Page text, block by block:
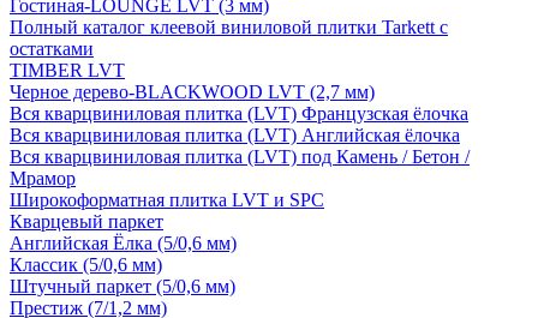
Гостиная-LOUNGE LVT (3 мм)
Полный каталог клеевой виниловой плитки Tarkett с
остатками
TIMBER LVT
Черное дерево-BLACKWOOD LVT (2,7 мм)
Вся кварцвиниловая плитка (LVT) Французская ёлочка
Вся кварцвиниловая плитка (LVT) Английская ёлочка
Вся кварцвиниловая плитка (LVT) под Камень / Бетон /
Мрамор
Широкоформатная плитка LVT и SPC
Кварцевый паркет
Английская Ёлка (5/0,6 мм)
Классик (5/0,6 мм)
Штучный паркет (5/0,6 мм)
Престиж (7/1,2 мм)